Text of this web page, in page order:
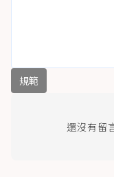
規範
還沒有留